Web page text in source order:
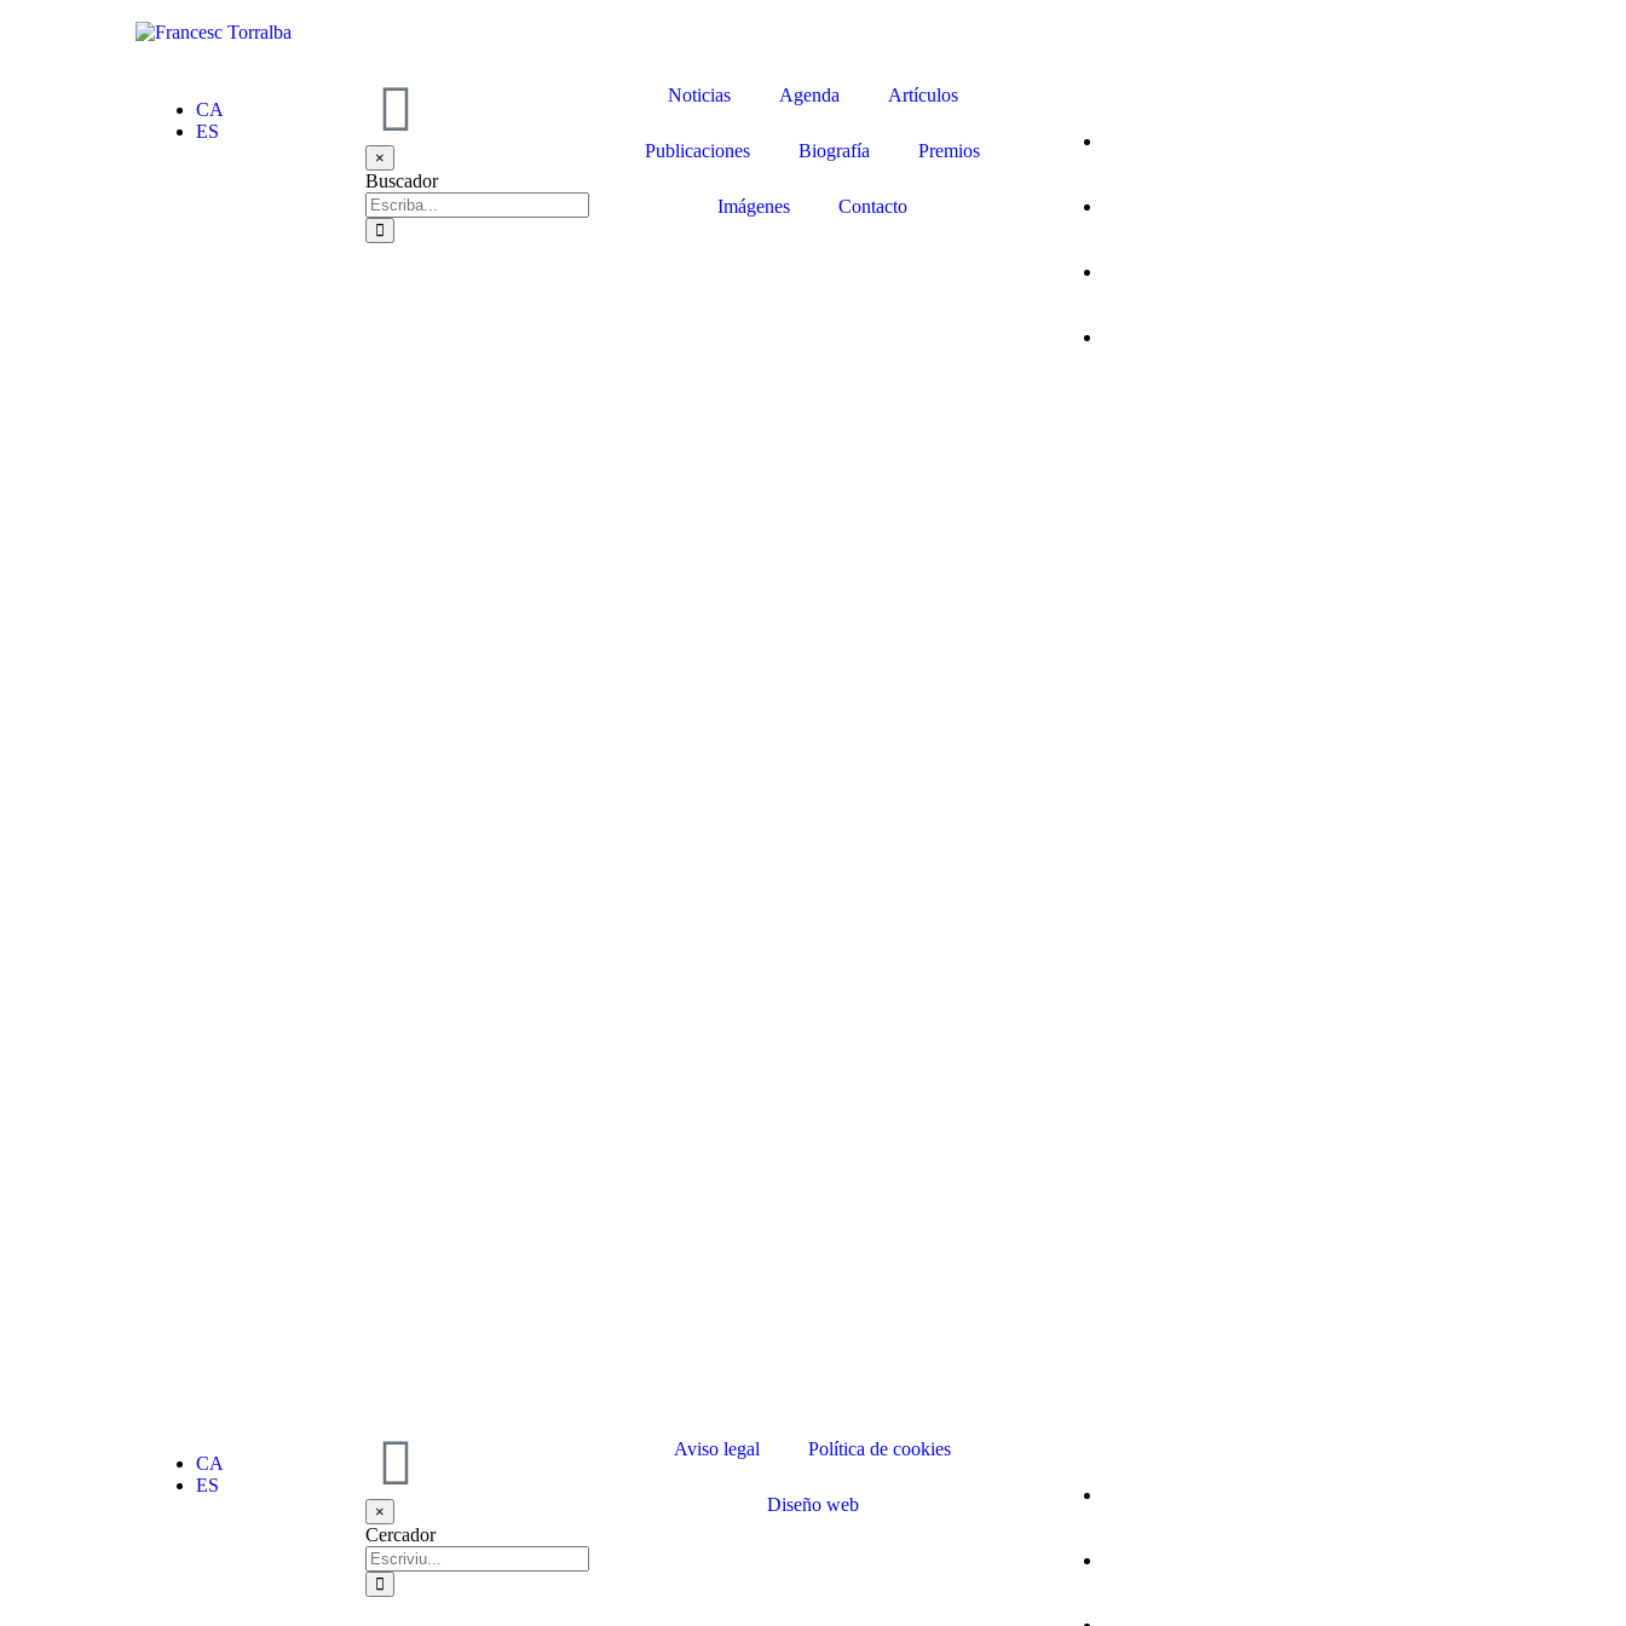
CA
ES
×
Buscador
Noticias Agenda Artículos
Publicaciones Biografía Premios
Imágenes Contacto
CA
ES
×
Cercador
Aviso legal Política de cookies
Diseño web